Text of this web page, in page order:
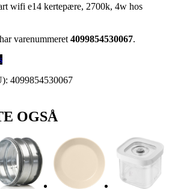
wifi e14 kertepære, 2700k, 4w hos
varenummeret 4099854530067.
4099854530067
OGSÅ